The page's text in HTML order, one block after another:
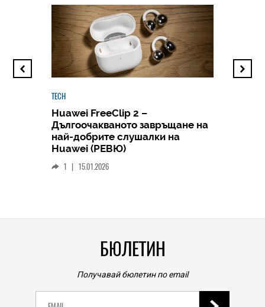
TECH
Huawei FreeClip 2 –
Дългоочакваното завръщане на
най-добрите слушалки на
Huawei (РЕВЮ)
1 | 15.01.2026
БЮЛЕТИН
Получавай бюлетин по email